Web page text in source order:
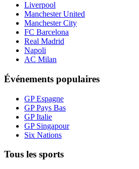
Liverpool
Manchester United
Manchester City
FC Barcelona
Real Madrid
Napoli
AC Milan
Événements populaires
GP Espagne
GP Pays Bas
GP Italie
GP Singapour
Six Nations
Tous les sports